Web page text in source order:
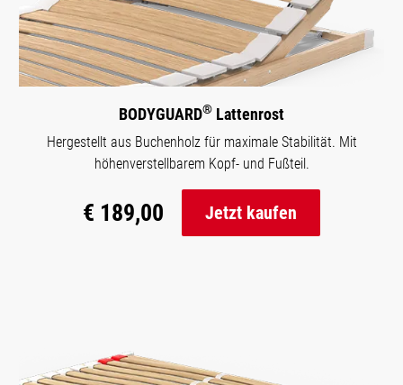
BODYGUARD® Lattenrost
Hergestellt aus Buchenholz für maximale Stabilität. Mit
höhenverstellbarem Kopf- und Fußteil.
€ 189,00 Jetzt kaufen